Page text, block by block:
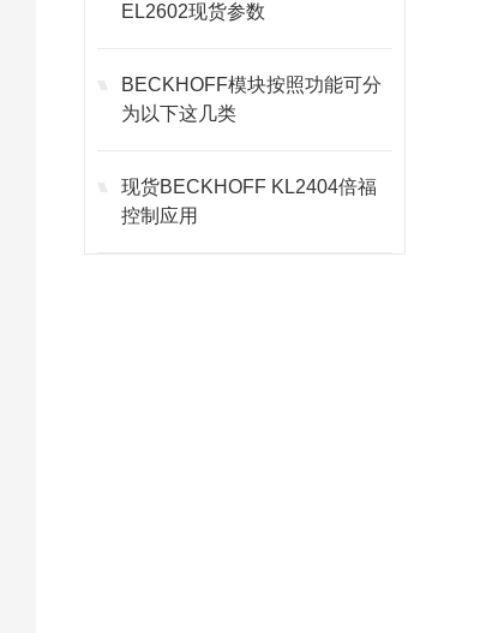
EL2602现货参数
BECKHOFF模块按照功能可分
为以下这几类
现货BECKHOFF KL2404倍福
控制应用